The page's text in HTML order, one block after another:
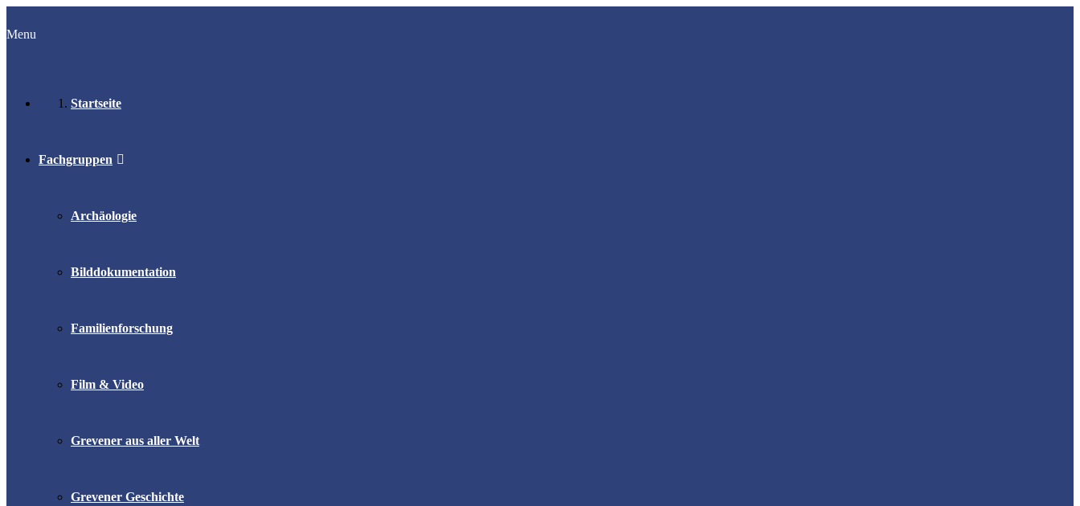
Menu
Startseite
Fachgruppen
Archäologie
Bilddokumentation
Familienforschung
Film & Video
Grevener aus aller Welt
Grevener Geschichte